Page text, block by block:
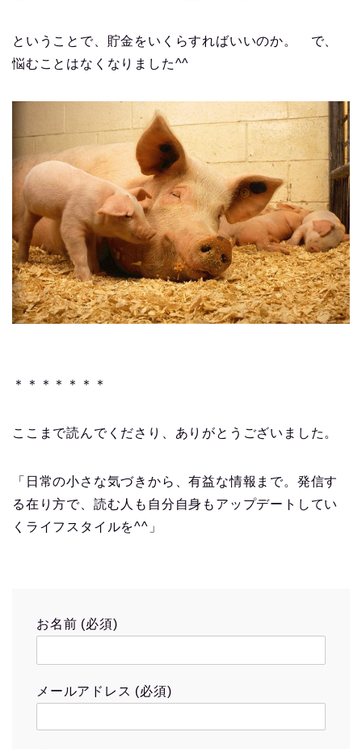
ということで、貯金をいくらすればいいのか。 で、
悩むことはなくなりました^^
＊＊＊＊＊＊＊
ここまで読んでくださり、ありがとうございました。
「日常の小さな気づきから、有益な情報まで。発信す
る在り方で、読む人も自分自身もアップデートしてい
くライフスタイルを^^ 」
お名前 (必須)
メールアドレス (必須)